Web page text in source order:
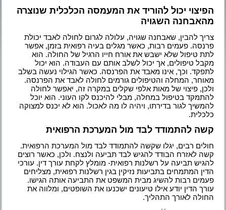
הפיצוי יכול להוריד את המעמסה הכלכלית שנוצרה
מהאבחנה השגויה
צריך להבין, שאבחנה שגויה, עלולה לגרום לחולה לאבד יכולת
פרנסה. פעמים רבות, כאשר מגלים בעיה רפואית בזמן, אפשר
לתת טיפול שלא ישבש את אורח חייו הרגיל של החולה. הוא
מקבל טיפולים, אך יכול לשלב אותם עם העבודה. הוא יכול
לתפקד. וכך, אינו מאבד את הפרנסה. כאשר הגילוי נעשה בשלב
מאוחר, המחלה והטיפולים גורמים לחולה לאבד את הפרנסה.
ולכן, פיצוי של מאות אלפי שקלים במקרה זה, יאפשר לחולה
להתמקד בטיפול במחלה, מבלי להיכנס לקו העוני. הוא יוכל
להמשיך לגור בדירתו, ויהיה לו מה לאכול. הוא לא יכנס למצוקה
כלכלית.
קשה להתמודד לבד מול המערכת הרפואית
חולים רבים, יגלו שקשה להתמודד לבד מול המערכת הרפואית.
קשה לאזרח הבודד להגיש לבד תביעה ולנצח. ולכן, כאשר רוצים
להגיש תביעה על רשלנות רפואית- מומלץ לקחת עורך דין. עורכי
הדין המתמחים בתביעות נזיקין בגין רשלנות רפואית, מצליחים
פעמים רבות להשיג מבית המשפט את התביעה אותה הגישו.
עורך הדין יודע אילו טיעונים ישכנעו את השופטים, ומלווה את
החולה לאורך התהליך.